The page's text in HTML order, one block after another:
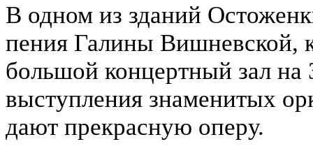
В одном из зданий
пения Галины Вишневской,
большой концертный зал на
выступления знаменитых
дают прекрасную оперу.